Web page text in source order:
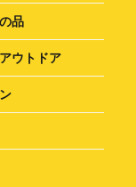
品
ウトドア